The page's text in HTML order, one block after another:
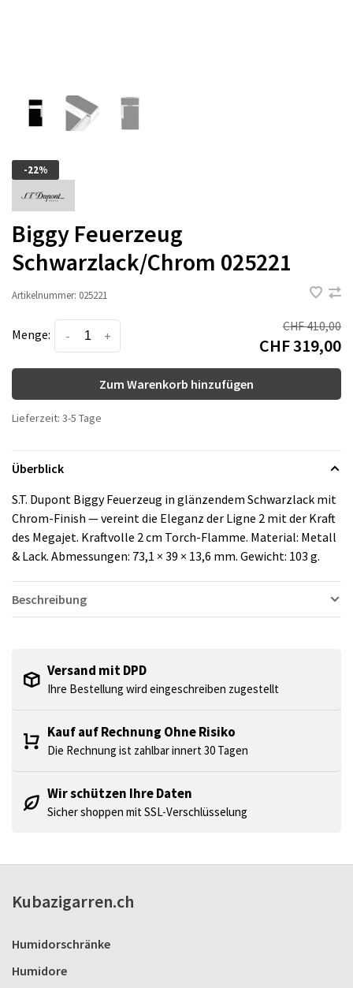
-22%
Biggy Feuerzeug
Schwarzlack/Chrom 025221
Artikelnummer: 025221
Menge: +
-
CHF 410,00
CHF 319,00
Zum Warenkorb hinzufügen
Lieferzeit: 3-5 Tage
Überblick
S.T. Dupont Biggy Feuerzeug in glänzendem Schwarzlack mit
Chrom-Finish — vereint die Eleganz der Ligne 2 mit der Kraft
des Megajet. Kraftvolle 2 cm Torch-Flamme. Material: Metall
& Lack. Abmessungen: 73,1 × 39 × 13,6 mm. Gewicht: 103 g.
Beschreibung
Versand mit DPD
Ihre Bestellung wird eingeschreiben zugestellt
Kauf auf Rechnung Ohne Risiko
Die Rechnung ist zahlbar innert 30 Tagen
Wir schützen Ihre Daten
Sicher shoppen mit SSL-Verschlüsselung
Kubazigarren.ch
Humidorschränke
Humidore